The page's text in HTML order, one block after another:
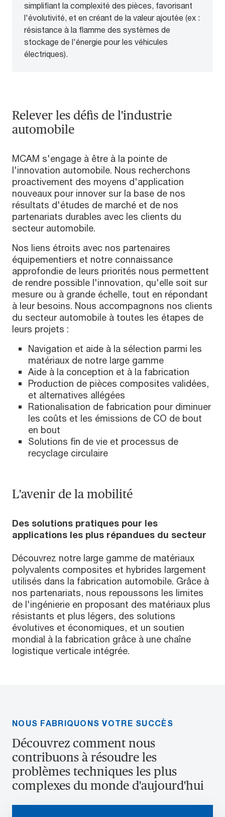
simplifiant la complexité des pièces, favorisant
l'évolutivité, et en créant de la valeur ajoutée (ex :
résistance à la flamme des systèmes de
stockage de l'énergie pour les véhicules
électriques).
Relever les défis de l'industrie
automobile
MCAM s'engage à être à la pointe de
l'innovation automobile. Nous recherchons
proactivement des moyens d'application
nouveaux pour innover sur la base de nos
résultats d'études de marché et de nos
partenariats durables avec les clients du
secteur automobile.
Nos liens étroits avec nos partenaires
équipementiers et notre connaissance
approfondie de leurs priorités nous permettent
de rendre possible l'innovation, qu'elle soit sur
mesure ou à grande échelle, tout en répondant
à leur besoins. Nous accompagnons nos clients
du secteur automobile à toutes les étapes de
leurs projets :
Navigation et aide à la sélection parmi les
matériaux de notre large gamme
Aide à la conception et à la fabrication
Production de pièces composites validées,
et alternatives allégées
Rationalisation de fabrication pour diminuer
les coûts et les émissions de CO de bout
en bout
Solutions fin de vie et processus de
recyclage circulaire
L'avenir de la mobilité
Des solutions pratiques pour les
applications les plus répandues du secteur
Découvrez notre large gamme de matériaux
polyvalents composites et hybrides largement
utilisés dans la fabrication automobile. Grâce à
nos partenariats, nous repoussons les limites
de l'ingénierie en proposant des matériaux plus
résistants et plus légers, des solutions
évolutives et économiques, et un soutien
mondial à la fabrication grâce à une chaîne
logistique verticale intégrée.
NOUS FABRIQUONS VOTRE SUCCÈS
Découvrez comment nous
contribuons à résoudre les
problèmes techniques les plus
complexes du monde d'aujourd'hui